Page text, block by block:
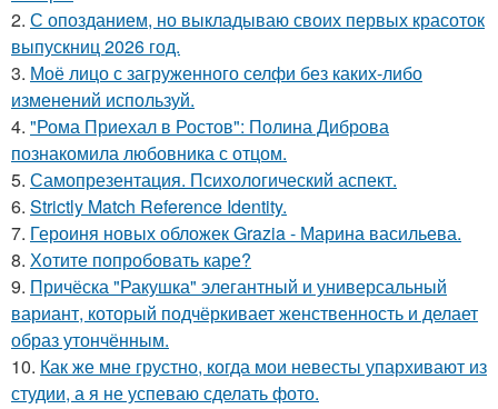
2. С опозданием, но выкладываю своих первых красоток
выпускниц 2026 год.
3. Моё лицо с загруженного селфи без каких-либо
изменений используй.
4. "Рома Приехал в Ростов": Полина Диброва
познакомила любовника с отцом.
5. Самопрезентация. Психологический аспект.
6. Strictly Match Reference Identity.
7. Героиня новых обложек Grazia - Марина васильева.
8. Хотите попробовать каре?
9. Причёска "Ракушка" элегантный и универсальный
вариант, который подчёркивает женственность и делает
образ утончённым.
10. Как же мне грустно, когда мои невесты упархивают из
студии, а я не успеваю сделать фото.